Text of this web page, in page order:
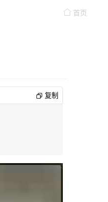
首页
复制